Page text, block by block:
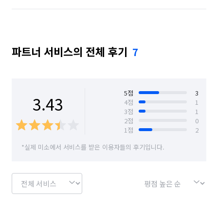
파트너 서비스의 전체 후기 7
3.43 5점
3
4점
1
3점
1
2점
0
1점
2
*실제 미소에서 서비스를 받은 이용자들의 후기입니다.